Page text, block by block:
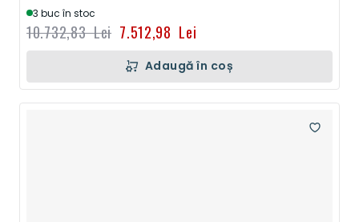
3 buc în stoc
7.512,98 Lei
10.732,83 Lei
Adaugă în coș